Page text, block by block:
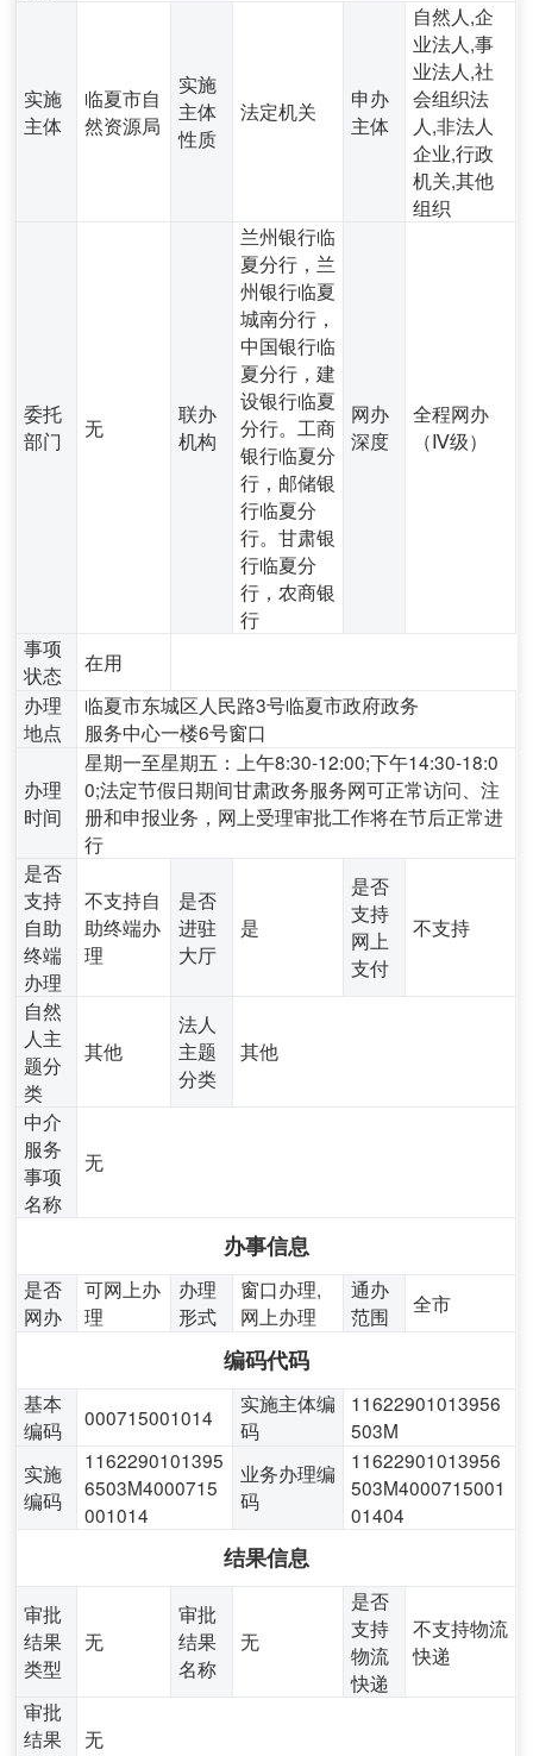
实施
主体
临夏市自
然资源局
实施
主体
性质
法定机关
申办
主体
自然人,企
业法人,事
业法人,社
会组织法
人,非法人
企业,行政
机关,其他
组织
委托
部门
无
联办
机构
兰州银行临
夏分行，兰
州银行临夏
城南分行，
中国银行临
夏分行，建
设银行临夏
分行。工商
银行临夏分
行，邮储银
行临夏分
行。甘肃银
行临夏分
行，农商银
行
网办
深度
全程网办
（Ⅳ级）
事项
状态
在用
办理
地点
临夏市东城区人民路3号临夏市政府政务
服务中心一楼6号窗口
办理
时间
星期一至星期五：上午8:30-12:00;下午14:30-18:0
0;法定节假日期间甘肃政务服务网可正常访问、注
册和申报业务，网上受理审批工作将在节后正常进
行
是否
支持
自助
终端
办理
不支持自
助终端办
理
是否
进驻
大厅
是
是否
支持
网上
支付
不支持
自然
人主
题分
类
其他
法人
主题
分类
其他
中介
服务
事项
名称
无
办事信息
是否
网办
可网上办
理
办理
形式
窗口办理,
网上办理
通办
范围
全市
编码代码
基本
编码
000715001014
实施主体编
码
11622901013956
503M
实施
编码
1162290101395
6503M4000715
001014
业务办理编
码
11622901013956
503M4000715001
01404
结果信息
审批
结果
类型
无
审批
结果
名称
无
是否
支持
物流
快递
不支持物流
快递
审批
结果
无